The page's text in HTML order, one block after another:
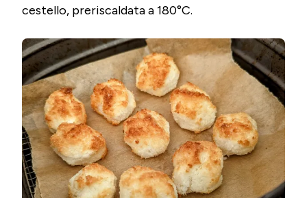
cestello, preriscaldata a 180°C.